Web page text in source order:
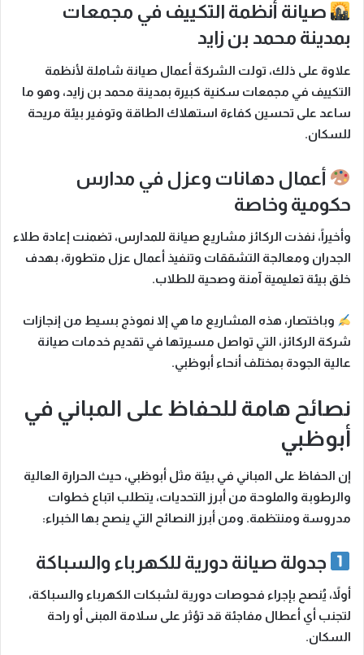
صيانة أنظمة التكييف في مجمعات
بمدينة محمد بن زايد
علاوة على ذلك، تولت الشركة أعمال صيانة شاملة لأنظمة
التكييف في مجمعات سكنية كبيرة بمدينة محمد بن زايد، وهو ما
ساعد على تحسين كفاءة استهلاك الطاقة وتوفير بيئة مريحة
للسكان.
أعمال دهانات وعزل في مدارس
حكومية وخاصة
وأخيراً، نفذت الركائز مشاريع صيانة للمدارس، تضمنت إعادة طلاء
الجدران ومعالجة التشققات وتنفيذ أعمال عزل متطورة، بهدف
خلق بيئة تعليمية آمنة وصحية للطلاب.
وباختصار ، هذه المشاريع ما هي إلا نموذج بسيط من إنجازات
شركة الركائز، التي تواصل مسيرتها في تقديم خدمات صيانة
عالية الجودة بمختلف أنحاء أبوظبي.
نصائح هامة للحفاظ على المباني في
أبوظبي
إن الحفاظ على المباني في بيئة مثل أبوظبي، حيث الحرارة العالية
والرطوبة والملوحة من أبرز التحديات، يتطلب اتباع خطوات
مدروسة ومنتظمة. ومن أبرز النصائح التي ينصح بها الخبراء:
جدولة صيانة دورية للكهرباء والسباكة
أولاً، يُنصح بإجراء فحوصات دورية لشبكات الكهرباء والسباكة،
لتجنب أي أعطال مفاجئة قد تؤثر على سلامة المبنى أو راحة
السكان.